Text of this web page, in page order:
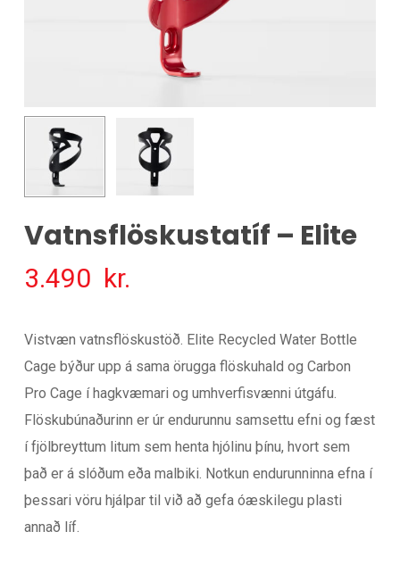
Vatnsflöskustatíf – Elite
3.490 kr.
Vistvæn vatnsflöskustöð. Elite Recycled Water Bottle
Cage býður upp á sama örugga flöskuhald og Carbon
Pro Cage í hagkvæmari og umhverfisvænni útgáfu.
Flöskubúnaðurinn er úr endurunnu samsettu efni og fæst
í fjölbreyttum litum sem henta hjólinu þínu, hvort sem
það er á slóðum eða malbiki. Notkun endurunninna efna í
þessari vöru hjálpar til við að gefa óæskilegu plasti
annað líf.